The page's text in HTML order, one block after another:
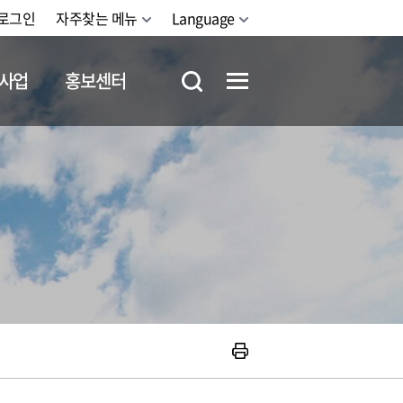
그인 자주찾는 메뉴 Language
업 홍보센터